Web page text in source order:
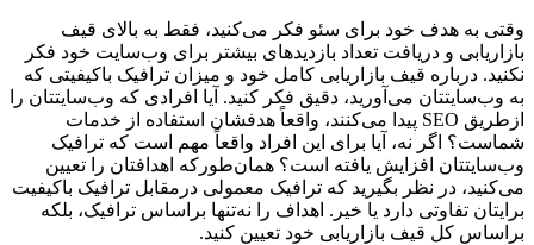
وقتی به هدف خود برای سئو فکر می‌کنید، فقط به بالای قیف
بازاریابی و دریافت تعداد بازدیدهای بیشتر برای وب‌سایت خود فکر
نکنید. درباره قیف بازاریابی کامل خود و میزان ترافیک باکیفیتی که
به وب‌سایتتان می‌آورید، دقیق فکر کنید. آیا افرادی که وب‌سایتتان را
ازطریق SEO پیدا می‌کنند، واقعاً هدفشان استفاده از خدمات
شماست؟ اگر نه، آیا برای این افراد واقعاً مهم است که ترافیک
وب‌سایتتان افزایش یافته است؟ همان‌طورکه اهدافتان را تعیین
می‌کنید، در نظر بگیرید که ترافیک معمولی درمقابل ترافیک باکیفیت
برایتان تفاوتی دارد یا خیر. اهداف را نه‌تنها براساس ترافیک، بلکه
براساس کل قیف بازاریابی خود تعیین کنید.